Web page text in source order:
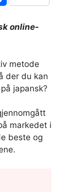
e
online-
metode
der du kan
japansk?
markedet i
beste og